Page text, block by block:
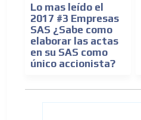
Lo mas leído el
2017 #3 Empresas
SAS ¿Sabe como
elaborar las actas
en su SAS como
único accionista?